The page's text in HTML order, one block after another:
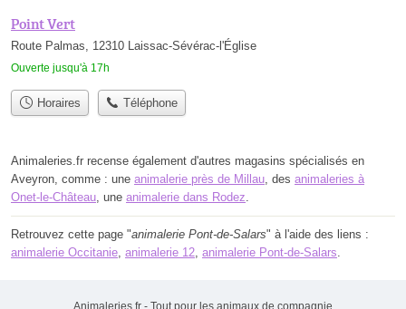
Point Vert
Route Palmas, 12310 Laissac-Sévérac-l'Église
Ouverte jusqu'à 17h
Horaires Téléphone
Animaleries.fr recense également d'autres magasins spécialisés en
Aveyron, comme : une animalerie près de Millau , des animaleries à
Onet-le-Château , une animalerie dans Rodez
Retrouvez cette page "animalerie Pont-de-Salars" à l'aide des liens :
animalerie Occitanie animalerie 12 animalerie Pont-de-Salars
Animaleries.fr - Tout pour les animaux de compagnie